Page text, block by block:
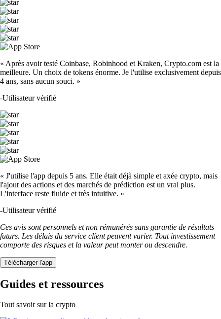
« Après avoir testé Coinbase, Robinhood et Kraken, Crypto.com est la
meilleure. Un choix de tokens énorme. Je l'utilise exclusivement depuis
4 ans, sans aucun souci. »
-Utilisateur vérifié
« J'utilise l'app depuis 5 ans. Elle était déjà simple et axée crypto, mais
l'ajout des actions et des marchés de prédiction est un vrai plus.
L'interface reste fluide et très intuitive. »
-Utilisateur vérifié
Ces avis sont personnels et non rémunérés sans garantie de résultats
futurs. Les délais du service client peuvent varier. Tout investissement
comporte des risques et la valeur peut monter ou descendre.
Télécharger l'app
Guides et ressources
Tout savoir sur la crypto